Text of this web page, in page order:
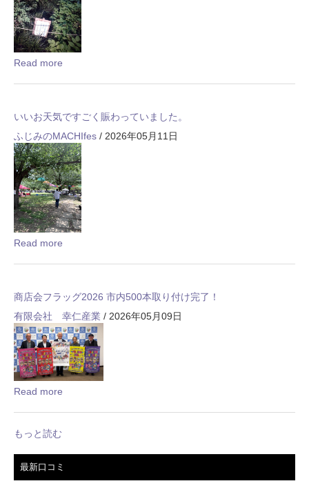
Read more
いいお天気ですごく賑わっていました。
ふじみのMACHIfes / 2026年05月11日
Read more
商店会フラッグ2026 市内500本取り付け完了！
有限会社 幸仁産業 / 2026年05月09日
Read more
もっと読む
最新口コミ